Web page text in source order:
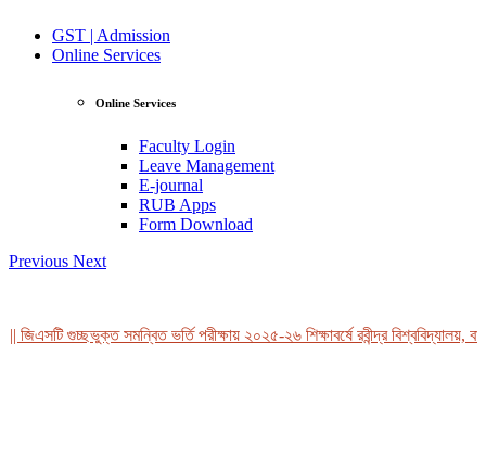
GST | Admission
Online Services
Online Services
Faculty Login
Leave Management
E-journal
RUB Apps
Form Download
Previous Next
গুচ্ছভুক্ত সমন্বিত ভর্তি পরীক্ষায় ২০২৫-২৬ শিক্ষাবর্ষে রবীন্দ্র বিশ্ববিদ্যালয়,